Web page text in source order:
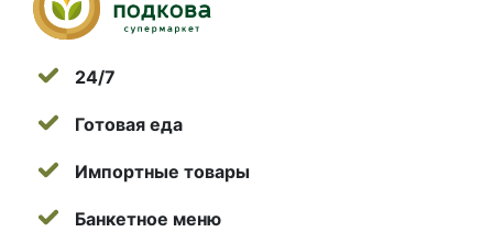
24/7
Готовая еда
Импортные товары
Банкетное меню